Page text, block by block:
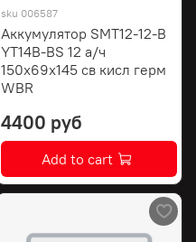
sku 006587
Аккумулятор SМТ12-12-В
YT14B-BS 12 а/ч
150х69х145 св кисл герм
WBR
4400 руб
Add to cart